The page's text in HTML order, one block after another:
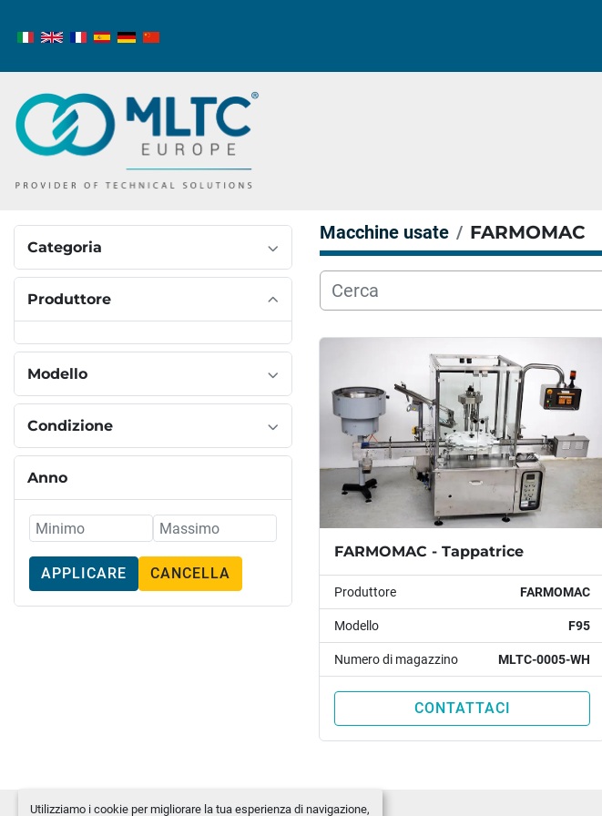
Utilizziamo i cookie per migliorare la tua esperienza di navigazione,
Categoria
Produttore
Modello
Condizione
Anno
APPLICARE CANCELLA
Macchine usate FARMOMAC
FARMOMAC - Tappatrice
Produttore FARMOMAC
Modello F95
Numero di magazzino MLTC-0005-WH
CONTATTACI